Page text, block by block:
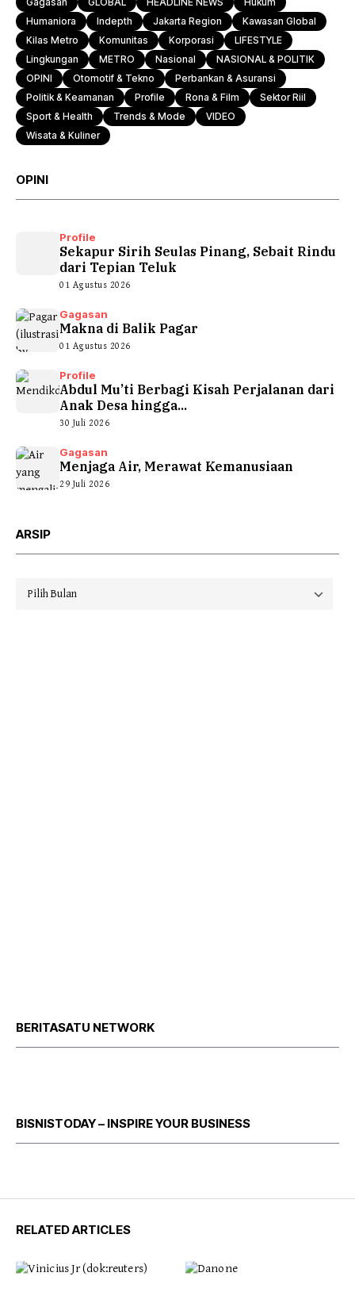
Humaniora
Indepth Jakarta Region
Kawasan Global
Kilas Metro
Komunitas Korporasi
LIFESTYLE
Lingkungan
METRO Nasional
NASIONAL & POLITIK
OPINI
Otomotif & Tekno
Perbankan & Asuransi
Politik & Keamanan
Profile Rona & Film
Sektor Riil
Sport & Health
Trends & Mode
VIDEO
Wisata & Kuliner
OPINI
Profile
Sekapur Sirih Seulas Pinang, Sebait Rindu
dari Tepian Teluk
01 Agustus 2026
Gagasan
Makna di Balik Pagar
01 Agustus 2026
Profile
Abdul Mu’ti Berbagi Kisah Perjalanan dari
Anak Desa hingga...
30 Juli 2026
Gagasan
Menjaga Air, Merawat Kemanusiaan
29 Juli 2026
ARSIP
Arsip
BERITASATU NETWORK
BISNISTODAY – INSPIRE YOUR BUSINESS
RELATED ARTICLES